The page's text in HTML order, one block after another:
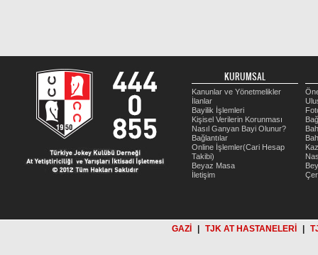
KURUMSAL
Kanunlar ve Yönetmelikler
İlanlar
Bayilik İşlemleri
Kişisel Verilerin Korunması
Nasıl Ganyan Bayi Olunur?
Bağlantılar
Online İşlemler(Cari Hesap
Takibi)
Beyaz Masa
İletişim
GAZİ TJK AT HASTANELERİ